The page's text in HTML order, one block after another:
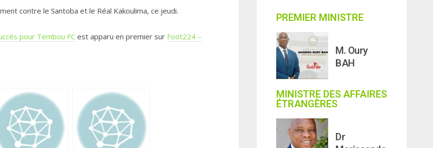
contre le Santoba et le Réal Kakoulima, ce jeudi.
pour Tembou FCest apparu en premier sur Foot224 –
PREMIER MINISTRE
M. Oury
BAH
MINISTRE DES AFFAIRES
ÉTRANGÈRES
Dr